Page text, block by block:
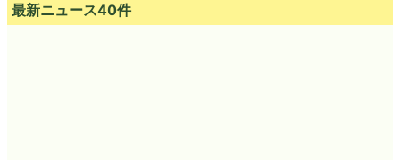
最新ニュース40件